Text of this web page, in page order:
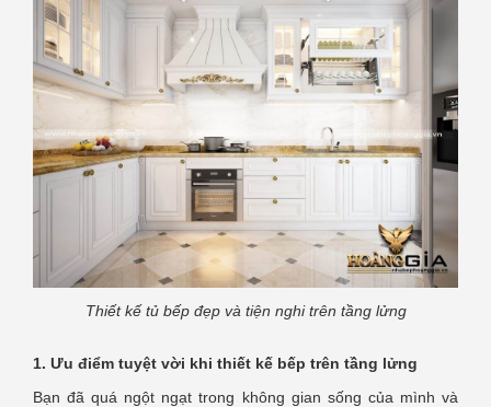
Thiết kế tủ bếp đẹp và tiện nghi trên tầng lửng
1. Ưu điểm tuyệt vời khi thiết kế bếp trên tầng lửng
Bạn đã quá ngột ngạt trong không gian sống của mình và